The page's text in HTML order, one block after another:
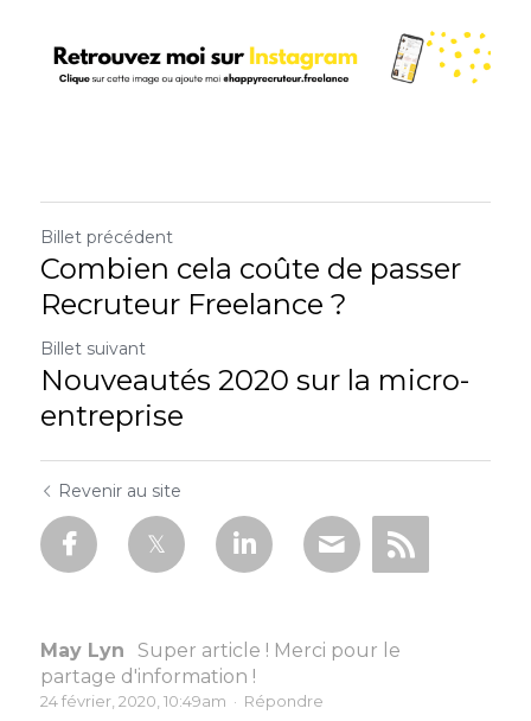
Billet précédent
Combien cela coûte de passer
Recruteur Freelance ?
Billet suivant
Nouveautés 2020 sur la micro-
entreprise
Revenir au site
May Lyn
Super article ! Merci pour le
partage d'information !
24 février, 2020, 10:49am · Répondre